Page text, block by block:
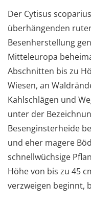
Der Cytisus
überhängenden
Besenherstellung
Mitteleuropa
Abschnitten bis zu
Wiesen, an
Kahlschlägen und
unter der
Besenginsterheide
und eher magere
schnellwüchsige
Höhe von bis zu 45
verzweigen beginnt,